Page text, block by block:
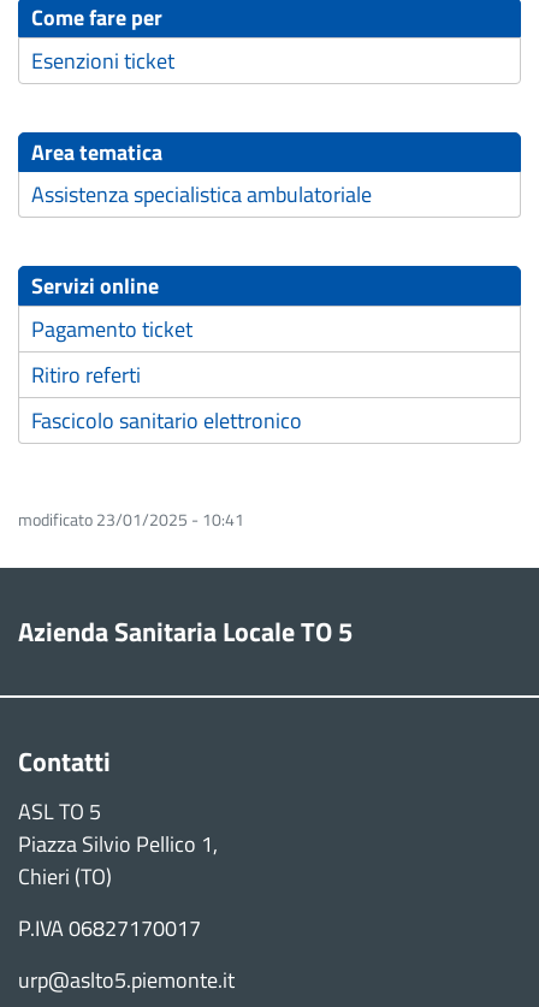
Come fare per
Esenzioni ticket
Area tematica
Assistenza specialistica ambulatoriale
Servizi online
Pagamento ticket
Ritiro referti
Fascicolo sanitario elettronico
modificato 23/01/2025 - 10:41
Azienda Sanitaria Locale TO 5
Contatti
ASL TO 5
Piazza Silvio Pellico 1,
Chieri (TO)
P.IVA 06827170017
urp@aslto5.piemonte.it